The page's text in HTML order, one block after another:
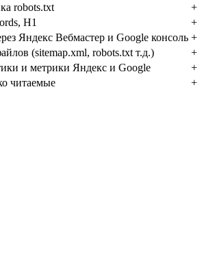
robots.txt
+
H1
+
Яндекс Вебмастер и Google консоль +
(sitemap.xml, robots.txt т.д.)
+
и метрики Яндекс и Google
+
читаемые
+